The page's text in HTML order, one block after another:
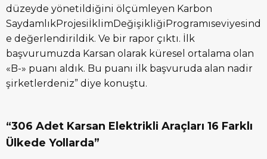
düzeyde yönetildiğini ölçümleyen Karbon
SaydamlıkProjesiİklimDeğişikliğiProgramıseviyesind
e değerlendirildik. Ve bir rapor çıktı. İlk
başvurumuzda Karsan olarak küresel ortalama olan
«B-» puanı aldık. Bu puanı ilk başvuruda alan nadir
şirketlerdeniz” diye konuştu.
“306 Adet Karsan Elektrikli Araçları 16 Farklı
Ülkede Yollarda”